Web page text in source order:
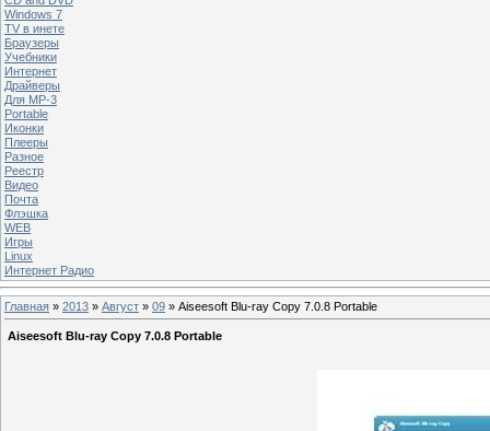
Windows 7
TV в инете
Браузеры
Учебники
Интернет
Драйверы
Для MP-3
Portable
Иконки
Плееры
Разное
Реестр
Видео
Почта
Флэшка
WEB
Игры
Linux
Интернет Радио
Главная » 2013 » Август » 09 » Aiseesoft Blu-ray Copy 7.0.8 Portable
Aiseesoft Blu-ray Copy 7.0.8 Portable